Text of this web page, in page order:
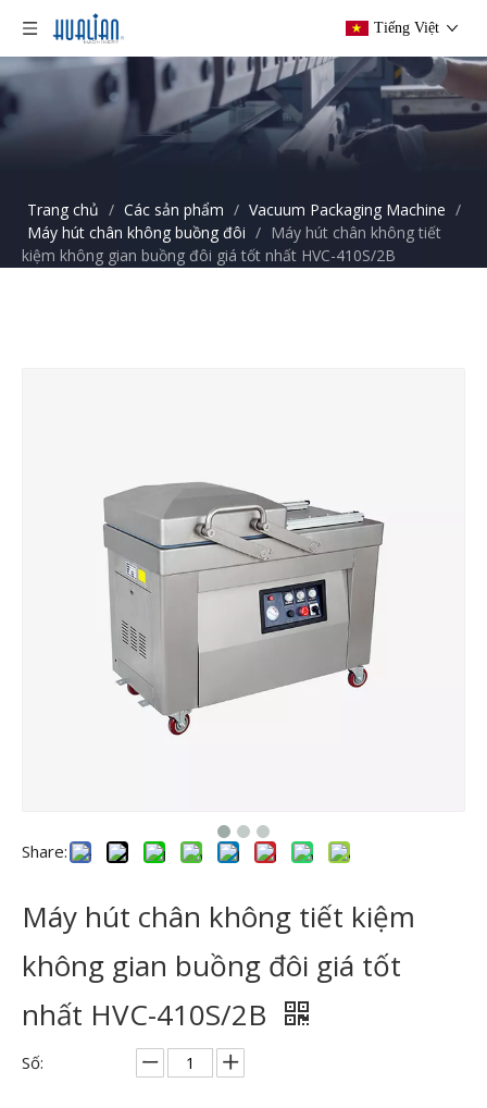
Tiếng Việt
Trang chủ / Các sản phẩm / Vacuum Packaging Machine /
Máy hút chân không buồng đôi / Máy hút chân không tiết
kiệm không gian buồng đôi giá tốt nhất HVC-410S/2B
Share:
Máy hút chân không tiết kiệm
không gian buồng đôi giá tốt
nhất HVC-410S/2B
Số: